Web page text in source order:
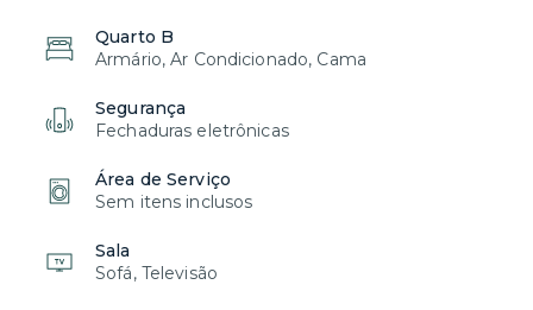
Quarto B
Armário, Ar Condicionado, Cama
Segurança
Fechaduras eletrônicas
Área de Serviço
Sem itens inclusos
Sala
Sofá, Televisão